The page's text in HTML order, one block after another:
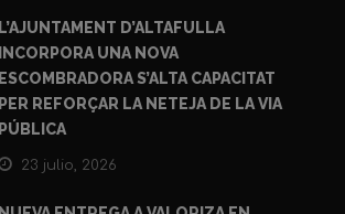
L’AJUNTAMENT D’ALTAFULLA
INCORPORA UNA NOVA
ESCOMBRADORA S’ALTA CAPACITAT
PER REFORÇAR LA NETEJA DE LA VIA
PÚBLICA
23 julio, 2026